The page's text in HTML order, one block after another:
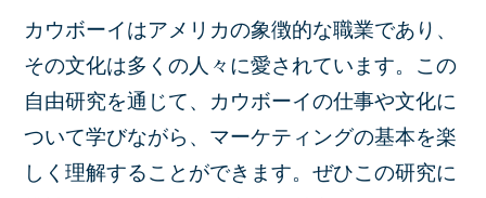
カウボーイはアメリカの象徴的な職業であり、
その文化は多くの人々に愛されています。この
自由研究を通じて、カウボーイの仕事や文化に
ついて学びながら、マーケティングの基本を楽
しく理解することができます。ぜひこの研究に